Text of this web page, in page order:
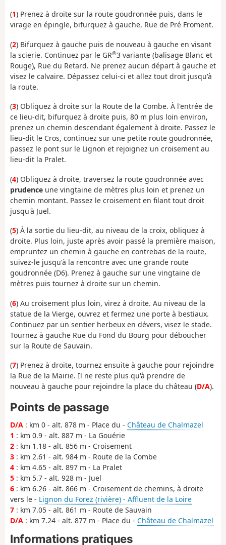
(1) Prenez à droite sur la route goudronnée puis, dans le
virage en épingle, bifurquez à gauche, Rue de Pré Froment.
(2) Bifurquez à gauche puis de nouveau à gauche en visant
la scierie. Continuez par le GR®3 variante (balisage Blanc et
Rouge), Rue du Retard. Ne prenez aucun départ à gauche et
visez le calvaire. Dépassez celui-ci et allez tout droit jusqu'à
la route.
(3) Obliquez à droite sur la Route de la Combe. À l'entrée de
ce lieu-dit, bifurquez à droite puis, 80 m plus loin environ,
prenez un chemin descendant également à droite. Passez le
lieu-dit le Cros, continuez sur une petite route goudronnée,
passez le pont sur le Lignon et rejoignez un croisement au
lieu-dit la Pralet.
(4) Obliquez à droite, traversez la route goudronnée avec
prudence une vingtaine de mètres plus loin et prenez un
chemin montant. Passez le croisement en filant tout droit
jusqu'à Juel.
(5) À la sortie du lieu-dit, au niveau de la croix, obliquez à
droite. Plus loin, juste après avoir passé la première maison,
empruntez un chemin à gauche en contrebas de la route,
suivez-le jusqu'à la rencontre avec une grande route
goudronnée (D6). Prenez à gauche sur une vingtaine de
mètres puis tournez à droite sur un chemin.
(6) Au croisement plus loin, virez à droite. Au niveau de la
statue de la Vierge, ouvrez et fermez une porte à bestiaux.
Continuez par un sentier herbeux en dévers, visez le stade.
Tournez à gauche Rue du Fond du Bourg pour déboucher
sur la Route de Sauvain.
(7) Prenez à droite, tournez ensuite à gauche pour rejoindre
la Rue de la Mairie. Il ne reste plus qu'à prendre de
nouveau à gauche pour rejoindre la place du château (D/A).
Points de passage
D/A : km 0 - alt. 878 m - Place du - Château de Chalmazel
1 : km 0.9 - alt. 887 m - La Gouérie
2 : km 1.18 - alt. 856 m - Croisement
3 : km 2.61 - alt. 984 m - Route de la Combe
4 : km 4.65 - alt. 897 m - La Pralet
5 : km 5.7 - alt. 928 m - Juel
6 : km 6.26 - alt. 866 m - Croisement de chemins, à droite
vers le - Lignon du Forez (rivière) - Affluent de la Loire
7 : km 7.05 - alt. 861 m - Route de Sauvain
D/A : km 7.24 - alt. 877 m - Place du - Château de Chalmazel
Informations pratiques